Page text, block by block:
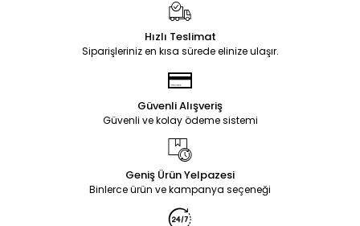
Hızlı Teslimat
Siparişleriniz en kısa sürede elinize ulaşır.
Güvenli Alışveriş
Güvenli ve kolay ödeme sistemi
Geniş Ürün Yelpazesi
Binlerce ürün ve kampanya seçeneği